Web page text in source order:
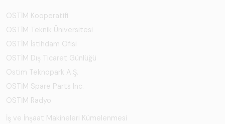
OSTİM Kooperatifi
OSTİM Teknik Üniversitesi
OSTİM İstihdam Ofisi
OSTİM Dış Ticaret Günlüğü
Ostim Teknopark A.Ş.
OSTİM Spare Parts Inc.
OSTİM Radyo
İş ve İnşaat Makineleri Kümelenmesi